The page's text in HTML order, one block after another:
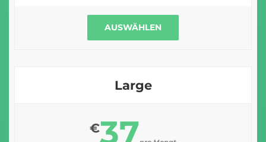
AUSWÄHLEN
Large
€37